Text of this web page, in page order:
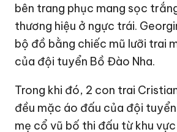
bên trang phục mang sọc
thương hiệu ở ngực trái.
bộ đồ bằng chiếc mũ lưỡi trai
của đội tuyển Bồ Đào Nha.
Trong khi đó, 2 con trai
đều mặc áo đấu của đội
mẹ cổ vũ bố thi đấu từ khu